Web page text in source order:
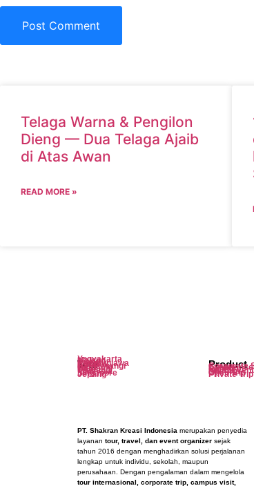
Telaga Warna & Pengilon
Dieng — Dua Telaga Ajaib
di Atas Awan
READ MORE »
Tour
Jepang
Singapore
Malaysia
Thailand
Bali
Bandung
Banyuwangi
Lombok
Karimunjawa
Dieng
Malang
Yogyakarta Product
Private Trip
Open Trip
Edu Trip
MICE/Event
Rental
Corporate
PT. Shakran Kreasi Indonesia merupakan penyedia
layanan tour, travel, dan event organizer sejak
tahun 2016 dengan menghadirkan solusi perjalanan
lengkap untuk individu, sekolah, maupun
perusahaan. Dengan pengalaman dalam mengelola
tour internasional, corporate trip, campus visit,